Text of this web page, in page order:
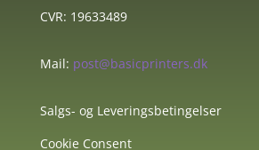
CVR: 19633489
Mail: post@basicprinters.dk
Salgs- og Leveringsbetingelser
Cookie Consent